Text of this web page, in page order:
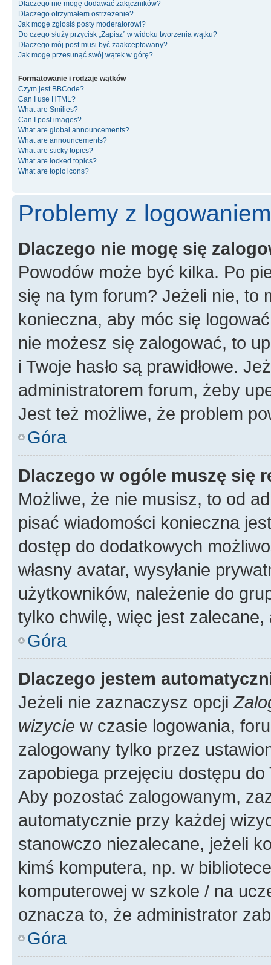
Dlaczego nie mogę dodawać załączników?
Dlaczego otrzymałem ostrzeżenie?
Jak mogę zgłosiś posty moderatorowi?
Do czego służy przycisk „Zapisz” w widoku tworzenia wątku?
Dlaczego mój post musi być zaakceptowany?
Jak mogę przesunąć swój wątek w górę?
Formatowanie i rodzaje wątków
Czym jest BBCode?
Can I use HTML?
What are Smilies?
Can I post images?
What are global announcements?
What are announcements?
What are sticky topics?
What are locked topics?
What are topic icons?
Problemy z
Dlaczego nie mogę się
Powodów może być kilka. Po
się na tym forum? Jeżeli nie, to
konieczna, aby móc się
nie możesz się zalogować, to
i Twoje hasło są prawidłowe.
administratorem forum, żeby
Jest też możliwe, że problem
Góra
Dlaczego w ogóle muszę się
Możliwe, że nie musisz, to od
pisać wiadomości konieczna
dostęp do dodatkowych
własny avatar, wysyłanie
użytkowników, należenie do
tylko chwilę, więc jest zalecane,
Góra
Dlaczego jestem
Jeżeli nie zaznaczysz opcji
wizycie w czasie logowania,
zalogowany tylko przez
zapobiega przejęciu dostępu
Aby pozostać zalogowanym,
automatycznie przy każdej
stanowczo niezalecane, jeżeli
kimś komputera, np. w
komputerowej w szkole / na
oznacza to, że administrator
Góra